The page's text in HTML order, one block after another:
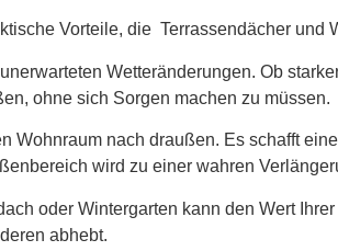
Vorteile, die Terrassendächer und
Wetteränderungen. Ob
ohne sich Sorgen machen zu müssen.
Wohnraum nach draußen. Es schafft
wird zu einer wahren
oder Wintergarten kann den Wert
abhebt.